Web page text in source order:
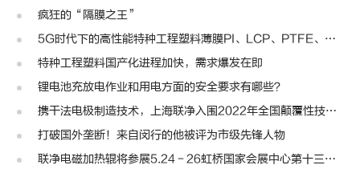
疯狂的“隔膜之王”
5G时代下的高性能特种工程塑料薄膜PI、LCP、PTFE、PPS、PEEK、PEN
特种工程塑料国产化进程加快，需求爆发在即
锂电池充放电作业和用电方面的安全要求有哪些？
携干法电极制造技术，上海联净入围2022年全国颠覆性技术创新大赛
打破国外垄断！来自闵行的他被评为市级先锋人物
联净电磁加热辊将参展5.24－26虹桥国家会展中心第十三届模切展